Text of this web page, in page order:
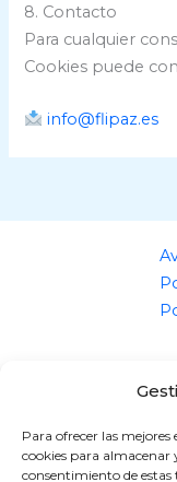
Para ofrecer las
cookies para almacenar
consentimiento de
8. Contacto
Para cualquier
Cookies puede
info@flipaz.es